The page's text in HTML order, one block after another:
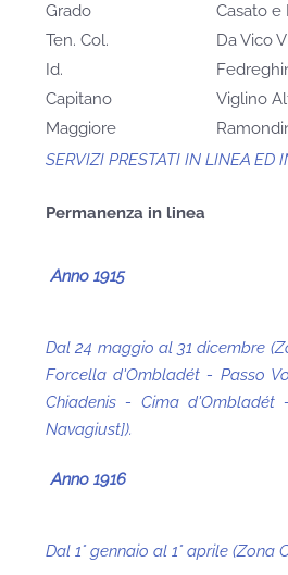
Grado Casato e
Ten. Col.
Da Vico
Id.
Capitano
Viglino
Maggiore
SERVIZI PRESTATI IN LINEA ED
Permanenza in linea
Anno 1915
Dal 24 maggio al 31 dicembre
Forcella d'Ombladét - Passo
Chiadenis - Cima
Navagiust]).
Anno 1916
Dal 1° gennaio al 1° aprile